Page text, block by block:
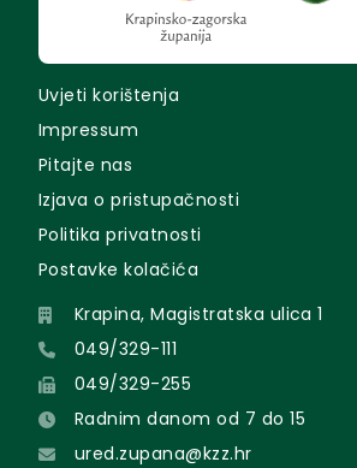
Uvjeti korištenja
Impressum
Pitajte nas
Izjava o pristupačnosti
Politika privatnosti
Postavke kolačića
Krapina, Magistratska ulica 1
049/329-111
049/329-255
Radnim danom od 7 do 15
ured.zupana@kzz.hr